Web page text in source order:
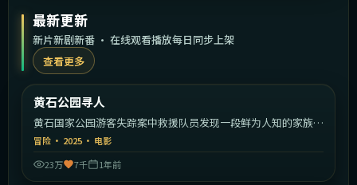
最新更新
新片新剧新番 · 在线观看播放每日同步上架
查看更多
最新
黄石公园寻人
黄石国家公园游客失踪案中救援队员发现一段鲜为人知的家族秘
密。
冒险 · 2025 · 电影
23万
7千 1年前